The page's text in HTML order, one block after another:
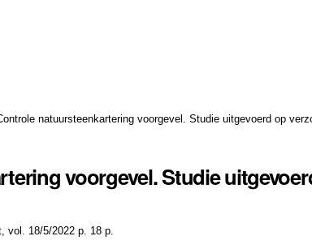
natuursteenkartering voorgevel. Studie uitgevoerd op
voorgevel. Studie
vol. 18/5/2022 p. 18 p.